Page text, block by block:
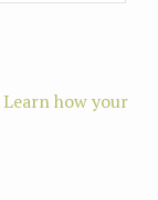
Learn how your